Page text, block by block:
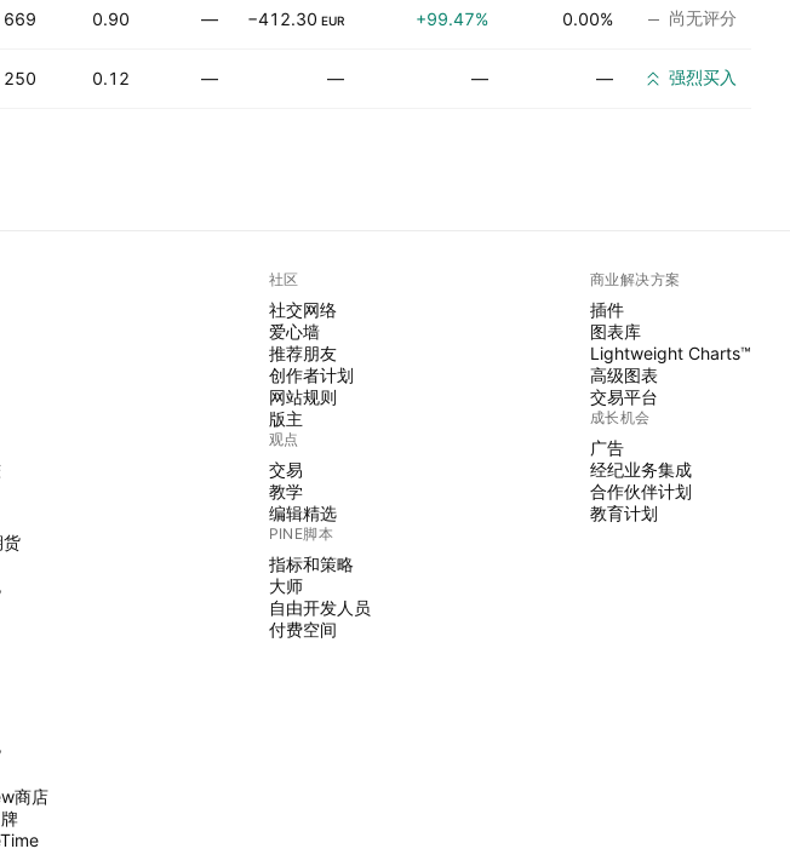
669 0.90 — −412.30 EUR +99.47% 0.00% 尚无评分
250 0.12 — — — — 强烈买入
货
商店
社区
社交网络
爱心墙
推荐朋友
创作者计划
网站规则
版主
观点
交易
教学
编辑精选
PINE脚本
指标和策略
大师
自由开发人员
付费空间
商业解决方案
插件
图表库
Lightweight Charts™
高级图表
交易平台
成长机会
广告
经纪业务集成
合作伙伴计划
教育计划